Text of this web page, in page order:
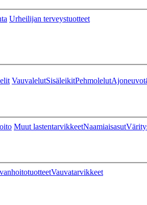
Urheilijan terveystuotteet
VauvalelutSisäleikitPehmolelut
Muut lastentarvikkeetNaamiaisasut
Vauvatarvikkeet